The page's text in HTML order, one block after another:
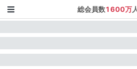
総会員数1600万